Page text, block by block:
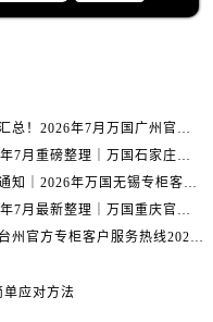
山西省运城市盐湖区河东街万国售后服务中心（需提前预约）
山西省长治市潞州区英雄中路万国售后服务中心（需提前预约）
山西省太原市迎泽区迎泽街道解放路15号亨得利名表维修授权店3楼万国售后服务中心（需提前预约）
权威汇总！2026年7月万国广州官方专柜客户服务电话及门店名录
2026年7月重磅整理｜万国石家庄官方专柜服务电话&客户服务中心公告
官方通知｜2026年万国无锡专柜客户服务热线全新升级（附7月最新专柜信息汇总）
2026年7月最新整理｜万国重庆官方专柜名录+客服电话，门店信息大公开
万国台州官方专柜客户服务热线2026年7月最新通告｜专柜信息权威发布
应对方法